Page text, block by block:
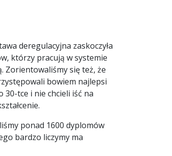
deregulacyjna zaskoczyła
którzy pracują w systemie
Zorientowaliśmy się też, że
bowiem najlepsi
30-tce i nie chcieli iść na
ponad 1600 dyplomów
bardzo liczymy ma